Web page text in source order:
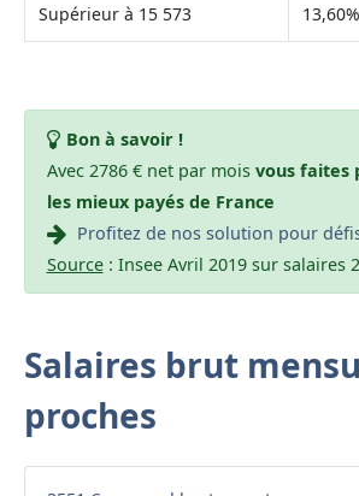
Supérieur à 15 573 13,60%
Bon à savoir !
Avec 2786 € net par mois vous faites
les mieux payés de France
Profitez de nos solution pour
Source: Insee Avril 2019 sur salaires
Salaires brut
proches